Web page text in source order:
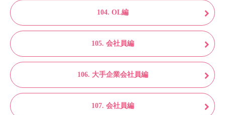
104. OL編
105. 会社員編
106. 大手企業会社員編
107. 会社員編